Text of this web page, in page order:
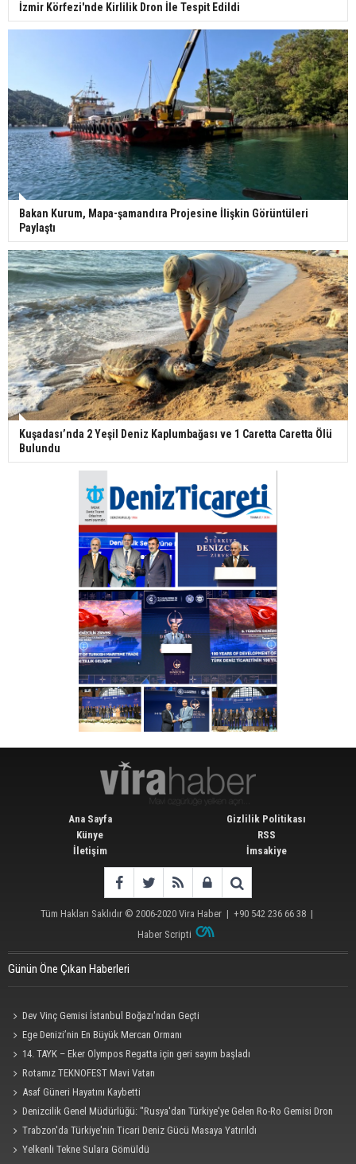
İzmir Körfezi'nde Kirlilik Dron İle Tespit Edildi
Bakan Kurum, Mapa-şamandıra Projesine İlişkin Görüntüleri
Paylaştı
Kuşadası’nda 2 Yeşil Deniz Kaplumbağası ve 1 Caretta Caretta Ölü
Bulundu
Ana Sayfa
Künye
İletişim
Gizlilik Politikası
RSS
İmsakiye
Tüm Hakları Saklıdır © 2006-2020 Vira Haber | +90 542 236 66 38 |
Haber Scripti
Günün Öne Çıkan Haberleri
Dev Vinç Gemisi İstanbul Boğazı'ndan Geçti
Ege Denizi’nin En Büyük Mercan Ormanı
14. TAYK – Eker Olympos Regatta için geri sayım başladı
Rotamız TEKNOFEST Mavi Vatan
Asaf Güneri Hayatını Kaybetti
Denizcilik Genel Müdürlüğü: "Rusya'dan Türkiye'ye Gelen Ro-Ro Gemisi Dron
Saldırısına Uğradı"
Trabzon'da Türkiye'nin Ticari Deniz Gücü Masaya Yatırıldı
Yelkenli Tekne Sulara Gömüldü